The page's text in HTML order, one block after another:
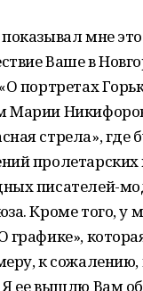
мне
Ваше в
портретах
Марии
стрела», где
пролетарских
писателей-
Кроме того, у
графике»,
к
Я ее вышлю Вам